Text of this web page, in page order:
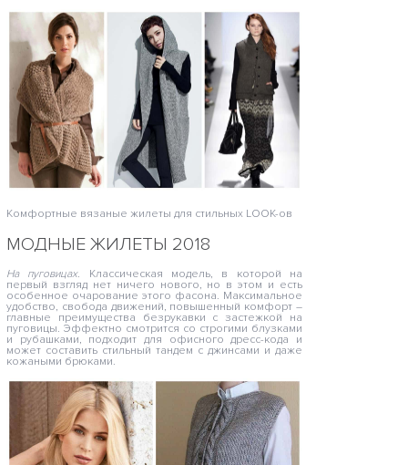
Комфортные вязаные жилеты для стильных LOOK-ов
МОДНЫЕ ЖИЛЕТЫ 2018
На пуговицах. Классическая модель, в которой на
первый взгляд нет ничего нового, но в этом и есть
особенное очарование этого фасона. Максимальное
удобство, свобода движений, повышенный комфорт –
главные преимущества безрукавки с застежкой на
пуговицы. Эффектно смотрится со строгими блузками
и рубашками, подходит для офисного дресс-кода и
может составить стильный тандем с джинсами и даже
кожаными брюками.